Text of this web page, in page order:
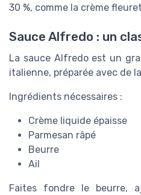
30 %, comme la crème
Sauce Alfredo : un
La sauce Alfredo est un
italienne, préparée avec de la
Ingrédients nécessaires :
Crème liquide épaisse
Parmesan râpé
Beurre
Ail
Faites fondre le beurre,